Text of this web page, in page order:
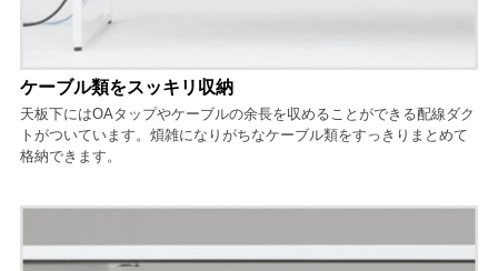
ケーブル類をスッキリ収納
天板下にはOAタップやケーブルの余長を収めることができる配線ダク
トがついています。煩雑になりがちなケーブル類をすっきりまとめて
格納できます。